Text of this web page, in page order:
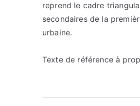
reprend le cadre
secondaires de la
urbaine.
Texte de référence à